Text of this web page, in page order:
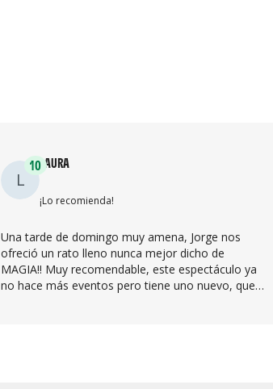
L
10LAURA
¡Lo recomienda!
Una tarde de domingo muy amena, Jorge nos
ofreció un rato lleno nunca mejor dicho de
MAGIA!! Muy recomendable, este espectáculo ya
no hace más eventos pero tiene uno nuevo, que